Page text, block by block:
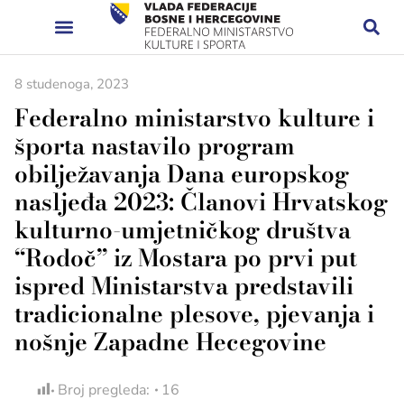
8 studenoga, 2023
Federalno ministarstvo kulture i
športa nastavilo program
obilježavanja Dana europskog
nasljeđa 2023: Članovi Hrvatskog
kulturno-umjetničkog društva
“Rodoč” iz Mostara po prvi put
ispred Ministarstva predstavili
tradicionalne plesove, pjevanja i
nošnje Zapadne Hecegovine
Broj pregleda: 16